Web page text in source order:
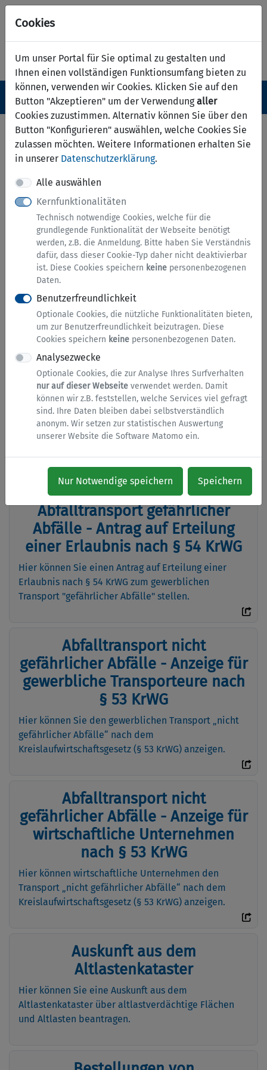
Cookies
Um unser Portal für Sie optimal zu gestalten und
Ihnen einen vollständigen Funktionsumfang bieten zu
können, verwenden wir Cookies. Klicken Sie auf den
Button "Akzeptieren" um der Verwendungaller
Cookies zuzustimmen. Alternativ können Sie über den
Button "Konfigurieren" auswählen, welche Cookies Sie
zulassen möchten. Weitere Informationen erhalten Sie
in unserer Datenschutzerklärung.
Alle auswählen
Kernfunktionalitäten
Technisch notwendige Cookies, welche für die
grundlegende Funktionalität der Webseite benötigt
werden, z.B. die Anmeldung. Bitte haben Sie Verständnis
dafür, dass dieser Cookie-Typ daher nicht deaktivierbar
ist. Diese Cookies speichern keine personenbezogenen
Daten.
Benutzerfreundlichkeit
Optionale Cookies, die nützliche Funktionalitäten bieten,
um zur Benutzerfreundlichkeit beizutragen. Diese
Cookies speichern keine personenbezogenen Daten.
Analysezwecke
Optionale Cookies, die zur Analyse Ihres Surfverhalten
nur auf dieser Webseite verwendet werden. Damit
können wir z.B. feststellen, welche Services viel gefragt
sind. Ihre Daten bleiben dabei selbstverständlich
anonym. Wir setzen zur statistischen Auswertung
unserer Website die Software Matomo ein.
Nur Notwendige speichern Speichern
Navigation ein-/ausblenden
Menü
Serviceübersicht
zurück
Kataster, Umwelt und Abfall
Auszüge, Geodaten, Genehmigungen...
Abfallsammlung - Anzeige nach §
18 KrWG
Hier können Sie gemeinnützige oder gewerbliche
Sammlungen von Abfällen aus privaten Haushalten
Abfalltransport gefährlicher
Abfälle - Antrag auf Erteilung
einer Erlaubnis nach § 54 KrWG
Hier können Sie einen Antrag auf Erteilung einer
Erlaubnis nach § 54 KrWG zum gewerblichen
Transport "gefährlicher Abfälle" stellen.
Abfalltransport nicht
gefährlicher Abfälle - Anzeige für
gewerbliche Transporteure nach
§ 53 KrWG
Hier können Sie den gewerblichen Transport „nicht
gefährlicher Abfälle“ nach dem
Kreislaufwirtschaftsgesetz (§ 53 KrWG) anzeigen.
Abfalltransport nicht
gefährlicher Abfälle - Anzeige für
wirtschaftliche Unternehmen
nach § 53 KrWG
Hier können wirtschaftliche Unternehmen den
Transport „nicht gefährlicher Abfälle“ nach dem
Kreislaufwirtschaftsgesetz (§ 53 KrWG) anzeigen.
Auskunft aus dem
Altlastenkataster
Hier können Sie eine Auskunft aus dem
Altlastenkataster über altlastverdächtige Flächen
und Altlasten beantragen.